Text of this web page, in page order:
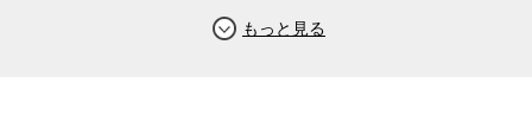
すれば、ただそれだけの、当たり前のことだった。